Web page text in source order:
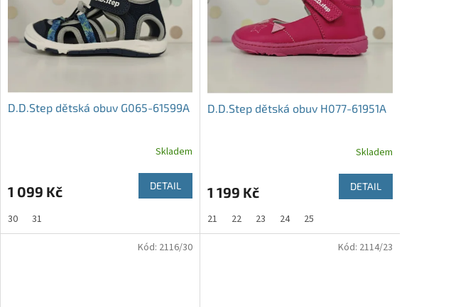
D.D.Step dětská obuv G065-61599A
Skladem
1 099 Kč DETAIL
30 31
D.D.Step dětská obuv H077-61951A
Skladem
1 199 Kč DETAIL
21 22 23 24 25
Kód: 2116/30 Kód: 2114/23